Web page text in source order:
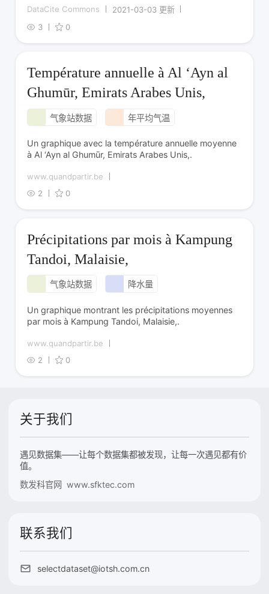
DataCite Commons
2021-03-03 更新
3
0
Température annuelle à Al ‘Ayn al
Ghumūr, Emirats Arabes Unis,
气象站数据 年平均气温
Un graphique avec la température annuelle moyenne
à Al ‘Ayn al Ghumūr, Emirats Arabes Unis,.
www.quandpartir.be
2
0
Précipitations par mois à Kampung
Tandoi, Malaisie,
气象站数据 降水量
Un graphique montrant les précipitations moyennes
par mois à Kampung Tandoi, Malaisie,.
www.quandpartir.be
2
0
关于我们
遇见数据集——让每个数据集都被发现，让每一次遇见都有价
值。
数发科官网 www.sfktec.com
联系我们
selectdataset@iotsh.com.cn